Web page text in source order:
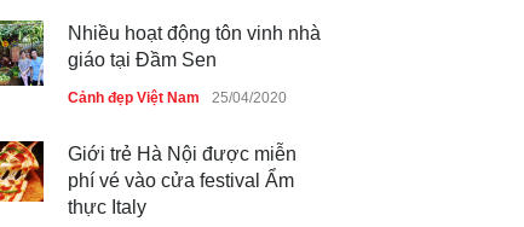
Nhiều hoạt động tôn vinh nhà
giáo tại Đầm Sen
Cảnh đẹp Việt Nam 25/04/2020
Giới trẻ Hà Nội được miễn
phí vé vào cửa festival Ẩm
thực Italy